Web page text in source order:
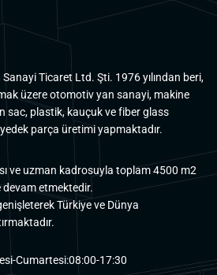
Ticaret Ltd. Şti. 1976 yılından beri,
üzere otomotiv yan sanayi, makine
sac, plastik, kauçuk ve fiber glass
parça üretimi yapmaktadır.
ve uzman kadrosuyla toplam 4500 m2
devam etmektedir.
Türkiye ve Dünya
Cumartesi:08:00-17:30